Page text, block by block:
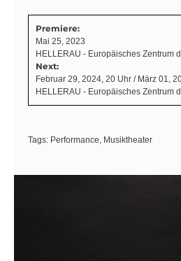
Premiere:
Mai 25, 2023
HELLERAU - Europäisches Zentrum
Next:
Februar 29, 2024, 20 Uhr / März 01,
HELLERAU - Europäisches Zentrum
Tags: Performance, Musiktheater